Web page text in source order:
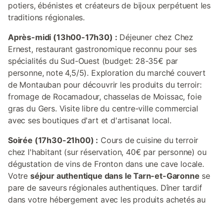
potiers, ébénistes et créateurs de bijoux perpétuent les
traditions régionales.
Après-midi (13h00-17h30) : Déjeuner chez Chez
Ernest, restaurant gastronomique reconnu pour ses
spécialités du Sud-Ouest (budget: 28-35€ par
personne, note 4,5/5). Exploration du marché couvert
de Montauban pour découvrir les produits du terroir:
fromage de Rocamadour, chasselas de Moissac, foie
gras du Gers. Visite libre du centre-ville commercial
avec ses boutiques d'art et d'artisanat local.
Soirée (17h30-21h00) : Cours de cuisine du terroir
chez l'habitant (sur réservation, 40€ par personne) ou
dégustation de vins de Fronton dans une cave locale.
Votre séjour authentique dans le Tarn-et-Garonne se
pare de saveurs régionales authentiques. Dîner tardif
dans votre hébergement avec les produits achetés au